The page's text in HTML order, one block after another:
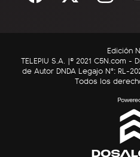
C5N Autos
RatingCero
Edición
TELEPIU S.A. |© 2021 C5N.com
de Autor DNDA Legajo N°: RL-
Todos los